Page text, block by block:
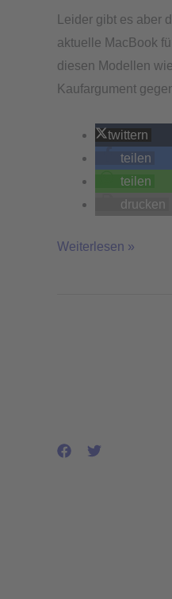
Leider gibt es aber
aktuelle MacBook
diesen Modellen
Kaufargument
twittern
teilen
teilen
drucken
Weiterlesen »